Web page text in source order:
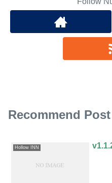
Recommend Post
Hollow INN